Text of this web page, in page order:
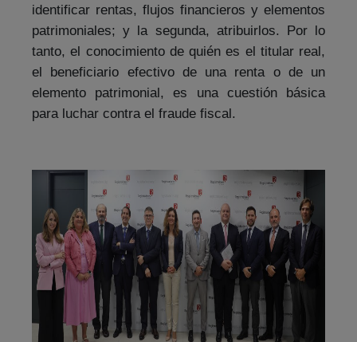
identificar rentas, flujos financieros y elementos
patrimoniales; y la segunda, atribuirlos. Por lo
tanto, el conocimiento de quién es el titular real,
el beneficiario efectivo de una renta o de un
elemento patrimonial, es una cuestión básica
para luchar contra el fraude fiscal.